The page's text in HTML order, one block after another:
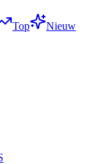
Top Nieuw